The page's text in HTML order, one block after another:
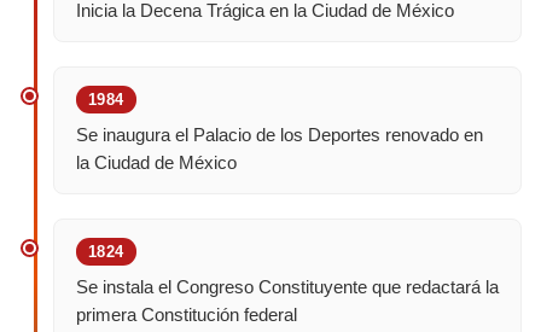
Inicia la Decena Trágica en la Ciudad de México
1984
Se inaugura el Palacio de los Deportes renovado en
la Ciudad de México
1824
Se instala el Congreso Constituyente que redactará la
primera Constitución federal